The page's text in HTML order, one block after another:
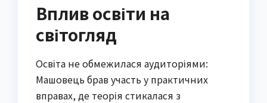
Вплив освіти на
світогляд
Освіта не обмежилася аудиторіями:
Машовець брав участь у практичних
вправах, де теорія стикалася з